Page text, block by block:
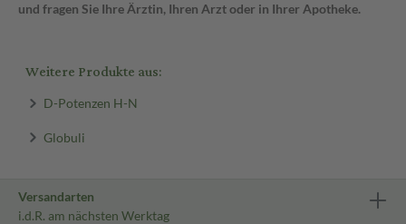
und fragen Sie Ihre Ärztin, Ihren Arzt oder in Ihrer Apotheke.
Weitere Produkte aus:
D-Potenzen H-N
Globuli
Versandarten
i.d.R. am nächsten Werktag